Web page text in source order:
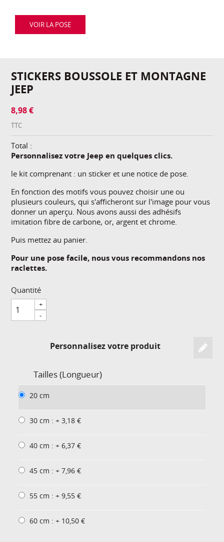
VOIR LA POSE
STICKERS BOUSSOLE ET MONTAGNE
JEEP
8,98 €
TTC
Total :
Personnalisez votre Jeep en quelques clics.
le kit comprenant : un sticker et une notice de pose.
En fonction des motifs vous pouvez choisir une ou
plusieurs couleurs, qui s'afficheront sur l'image pour vous
donner un aperçu. Nous avons aussi des adhésifs
imitation fibre de carbone, or, argent et chrome.
Puis mettez au panier.
Pour une pose facile, nous vous recommandons nos
raclettes.
Quantité
+
-
Personnalisez votre produit
Tailles (Longueur)
20 cm
30 cm : + 3,18 €
40 cm : + 6,37 €
45 cm : + 7,96 €
55 cm : + 9,55 €
60 cm : + 10,50 €